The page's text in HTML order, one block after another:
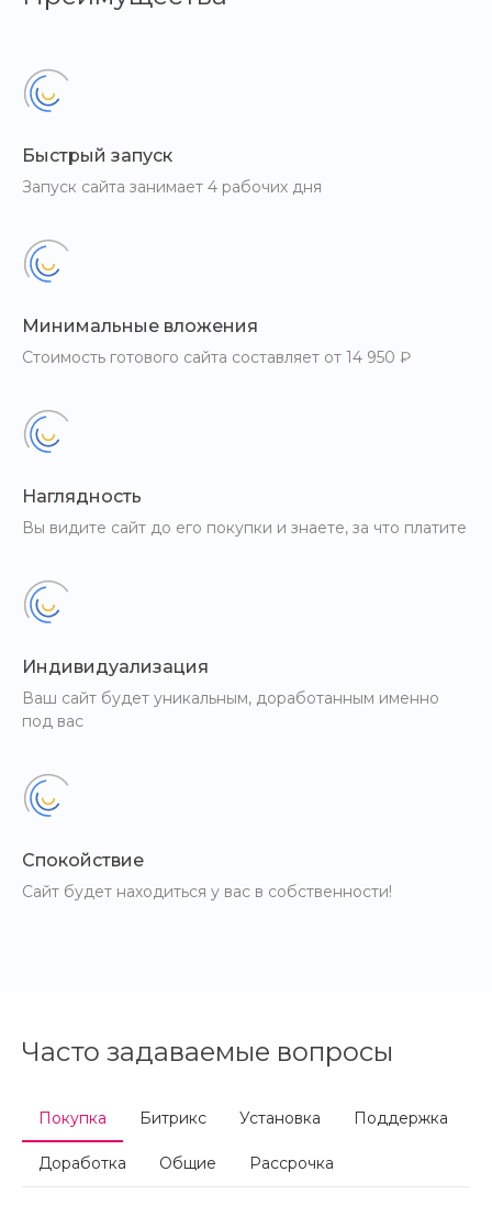
Быстрый запуск
Запуск сайта занимает 4 рабочих дня
Минимальные вложения
Стоимость готового сайта составляет от 14 950 ₽
Наглядность
Вы видите сайт до его покупки и знаете, за что платите
Индивидуализация
Ваш сайт будет уникальным, доработанным именно
под вас
Спокойствие
Сайт будет находиться у вас в собственности!
Часто задаваемые вопросы
Покупка Битрикс Установка Поддержка
Доработка Общие Рассрочка